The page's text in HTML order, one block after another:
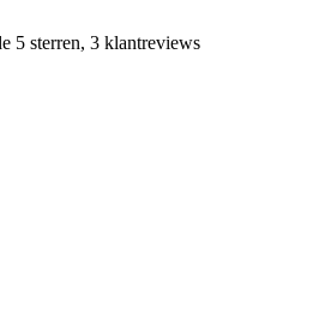
5 sterren, 3 klantreviews